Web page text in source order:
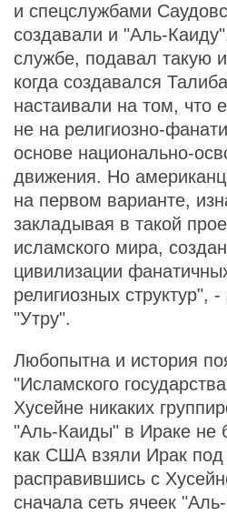
и спецслужбами
создавали и "Аль-
службе, подавал такую
когда создавался
настаивали на том, что
не на религиозно-
основе национально-
движения. Но
на первом варианте,
закладывая в такой
исламского мира,
цивилизации
религиозных структур",
"Утру".
Любопытна и история
"Исламского
Хусейне никаких
"Аль-Каиды" в Ираке не
как США взяли Ирак под
расправившись с
сначала сеть ячеек